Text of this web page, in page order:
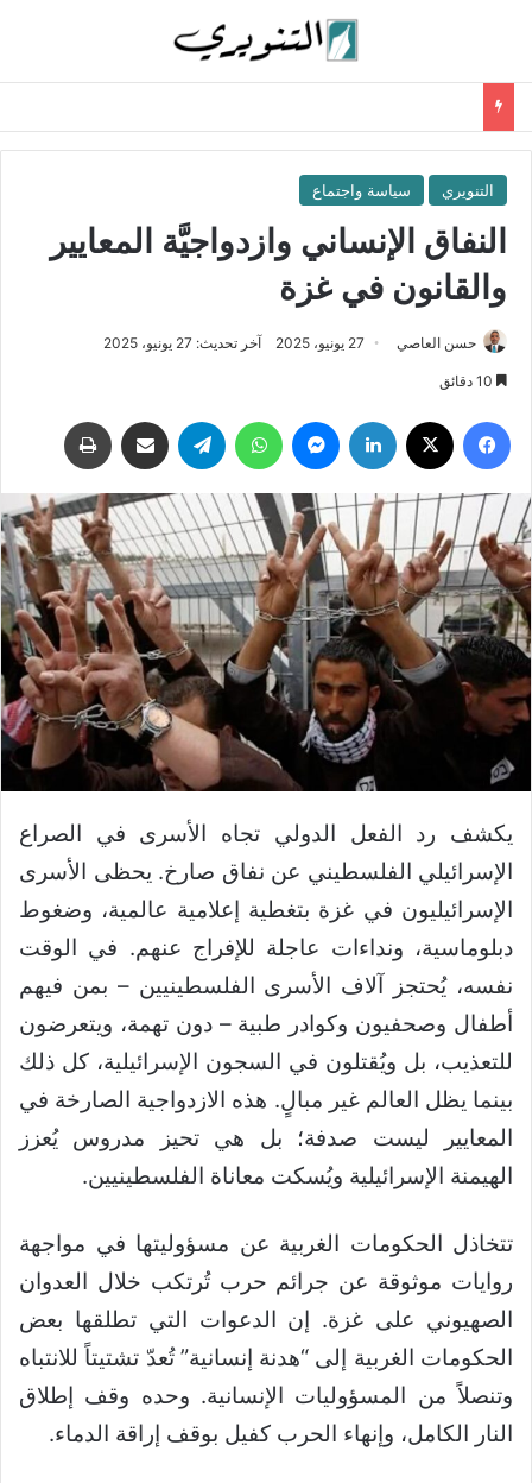
التنويري سياسة واجتماع
النفاق الإنساني وازدواجيَّة المعايير
والقانون في غزة
حسن العاصي 27 يونيو، 2025 آخر تحديث: 27 يونيو، 2025
فيسبوك لينكدإن ماسنجر واتساب تيلقرام مشاركة عبر البريد
يكشف رد الفعل الدولي تجاه الأسرى في الصراع
الإسرائيلي الفلسطيني عن نفاق صارخ. يحظى الأسرى
الإسرائيليون في غزة بتغطية إعلامية عالمية، وضغوط
دبلوماسية، ونداءات عاجلة للإفراج عنهم. في الوقت
نفسه، يُحتجز آلاف الأسرى الفلسطينيين – بمن فيهم
أطفال وصحفيون وكوادر طبية – دون تهمة، ويتعرضون
للتعذيب، بل ويُقتلون في السجون الإسرائيلية، كل ذلك
بينما يظل العالم غير مبالٍ. هذه الازدواجية الصارخة في
المعايير ليست صدفة؛ بل هي تحيز مدروس يُعزز
الهيمنة الإسرائيلية ويُسكت معاناة الفلسطينيين.
تتخاذل الحكومات الغربية عن مسؤوليتها في مواجهة
روايات موثوقة عن جرائم حرب تُرتكب خلال العدوان
الصهيوني على غزة. إن الدعوات التي تطلقها بعض
الحكومات الغربية إلى “هدنة إنسانية” تُعدّ تشتيتاً للانتباه
وتنصلاً من المسؤوليات الإنسانية. وحده وقف إطلاق
النار الكامل، وإنهاء الحرب كفيل بوقف إراقة الدماء.